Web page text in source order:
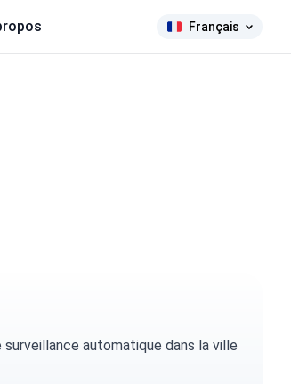
Français
automatique dans la ville